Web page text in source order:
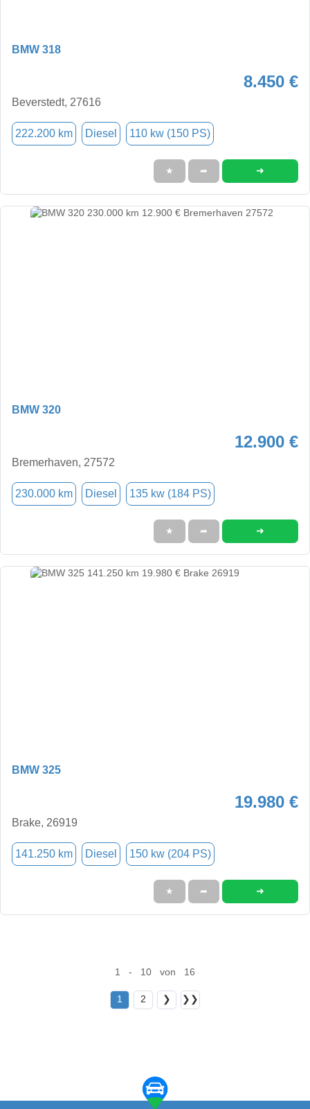
BMW 318
8.450 €
Beverstedt, 27616
222.200 km Diesel 110 kw (150 PS)
★ ➦ ➜
BMW 320
12.900 €
Bremerhaven, 27572
230.000 km Diesel 135 kw (184 PS)
★ ➦ ➜
BMW 325
19.980 €
Brake, 26919
141.250 km Diesel 150 kw (204 PS)
★ ➦ ➜
1 - 10 von 16
1 2 ❯ ❯❯